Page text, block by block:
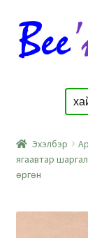
Skip
to
navigation
Skip
to
content
Эхэлбэр
ягаавтар
өргөн